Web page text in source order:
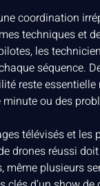
coordination
techniques et
les
séquence.
reste
ou des
télévisés et
drones réussi
plusieurs